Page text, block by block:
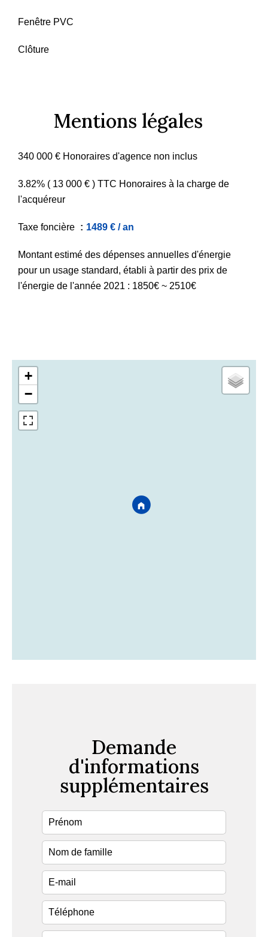
Fenêtre PVC
Clôture
Mentions légales
340 000 € Honoraires d'agence non inclus
3.82% ( 13 000 € ) TTC Honoraires à la charge de
l'acquéreur
Taxe foncière 1489 € / an
Montant estimé des dépenses annuelles d'énergie
pour un usage standard, établi à partir des prix de
l'énergie de l'année 2021 : 1850€ ~ 2510€
+
−
Demande
d'informations
supplémentaires